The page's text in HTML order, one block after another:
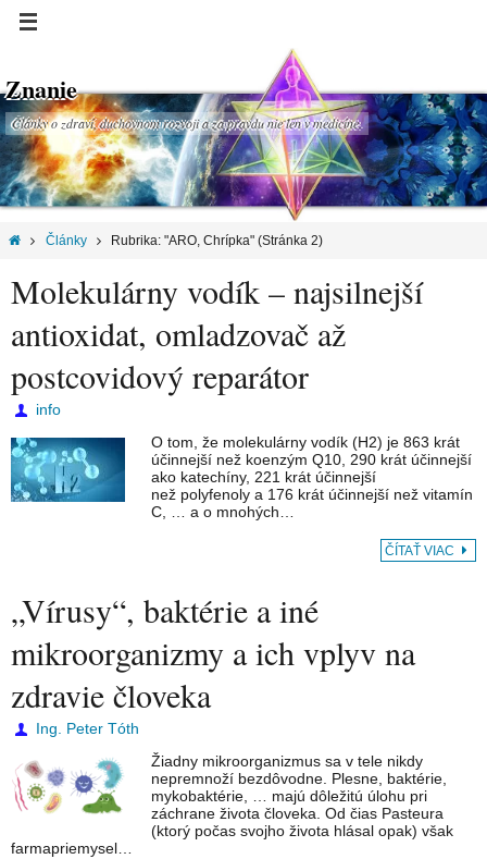
Znanie
Články o zdraví, duchovnom rozvoji a za pravdu nie len v medicíne.
Články Rubrika: "ARO, Chrípka" (Stránka 2)
Molekulárny vodík – najsilnejší
antioxidat, omladzovač až
postcovidový reparátor
info
O tom, že molekulárny vodík (H2) je 863 krát
účinnejší než koenzým Q10, 290 krát účinnejší
ako katechíny, 221 krát účinnejší
než polyfenoly a 176 krát účinnejší než vitamín
C, … a o mnohých…
ČÍTAŤ VIAC
„Vírusy“, baktérie a iné
mikroorganizmy a ich vplyv na
zdravie človeka
Ing. Peter Tóth
Žiadny mikroorganizmus sa v tele nikdy
nepremnoží bezdôvodne. Plesne, baktérie,
mykobaktérie, … majú dôležitú úlohu pri
záchrane života človeka. Od čias Pasteura
(ktorý počas svojho života hlásal opak) však
farmapriemysel…